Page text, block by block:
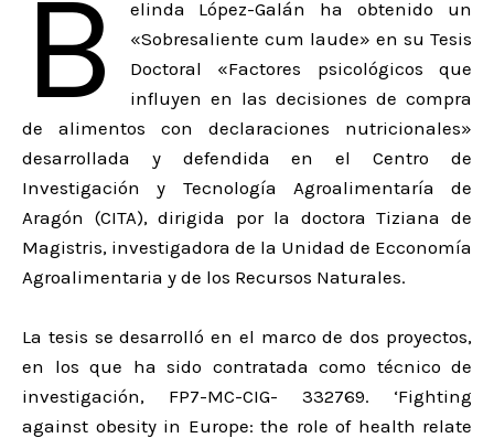
B
elinda López-Galán ha obtenido un
«Sobresaliente cum laude» en su Tesis
Doctoral «Factores psicológicos que
influyen en las decisiones de compra
de alimentos con declaraciones nutricionales»
desarrollada y defendida en el Centro de
Investigación y Tecnología Agroalimentaría de
Aragón (CITA), dirigida por la doctora Tiziana de
Magistris, investigadora de la Unidad de Ecconomía
Agroalimentaria y de los Recursos Naturales.
La tesis se desarrolló en el marco de dos proyectos,
en los que ha sido contratada como técnico de
investigación, FP7-MC-CIG- 332769. ‘Fighting
against obesity in Europe: the role of health relate